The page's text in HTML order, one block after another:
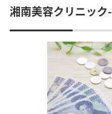
湘南美容クリニック